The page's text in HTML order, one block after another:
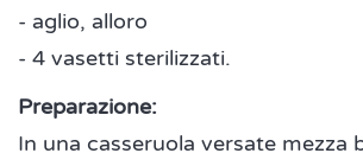
- aglio, alloro
- 4 vasetti sterilizzati.
Preparazione:
In una casseruola versate mezza